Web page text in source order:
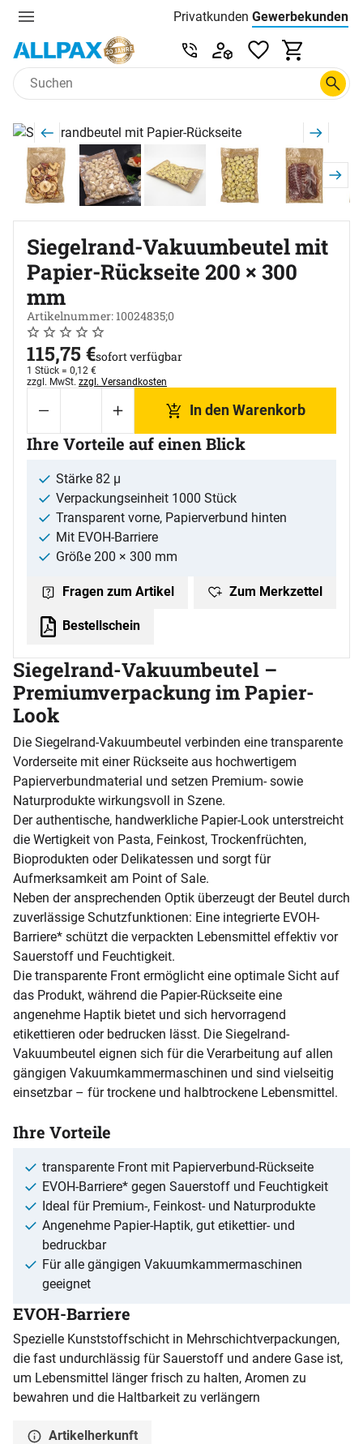
Menu Privatkunden Preisliste:
Gewerbekunden
Zum Hauptinhalt springen
Service & Beratung unter
Produktgalerie
Zur Kaufbox springen
Siegelrand-Vakuumbeutel mit
Papier-Rückseite 200 × 300
mm
Artikelnummer: 10024835;0
Noch keine Bewertungen abgegeben
0 Bewertungen
115,75€sofort verfügbar
1 Stück = 0,12 €
Steuerhinweis:
zzgl. MwSt. zzgl. Versandkosten
In den Warenkorb
Ihre Vorteile auf einen Blick
Stärke 82 µ
Verpackungseinheit 1000 Stück
Transparent vorne, Papierverbund hinten
Mit EVOH-Barriere
Größe 200 × 300 mm
Fragen zum Artikel Zum Merkzettel
Bestellschein
Siegelrand-Vakuumbeutel –
Premiumverpackung im Papier-
Look
Die Siegelrand-Vakuumbeutel verbinden eine transparente
Vorderseite mit einer Rückseite aus hochwertigem
Papierverbundmaterial und setzen Premium- sowie
Naturprodukte wirkungsvoll in Szene.
Der authentische, handwerkliche Papier-Look unterstreicht
die Wertigkeit von Pasta, Feinkost, Trockenfrüchten,
Bioprodukten oder Delikatessen und sorgt für
Aufmerksamkeit am Point of Sale.
Neben der ansprechenden Optik überzeugt der Beutel durch
zuverlässige Schutzfunktionen: Eine integrierte EVOH-
Barriere* schützt die verpackten Lebensmittel effektiv vor
Sauerstoff und Feuchtigkeit.
Die transparente Front ermöglicht eine optimale Sicht auf
das Produkt, während die Papier-Rückseite eine
angenehme Haptik bietet und sich hervorragend
etikettieren oder bedrucken lässt. Die Siegelrand-
Vakuumbeutel eignen sich für die Verarbeitung auf allen
gängigen Vakuumkammermaschinen und sind vielseitig
einsetzbar – für trockene und halbtrockene Lebensmittel.
Ihre Vorteile
transparente Front mit Papierverbund-Rückseite
EVOH-Barriere* gegen Sauerstoff und Feuchtigkeit
Ideal für Premium-, Feinkost- und Naturprodukte
Angenehme Papier-Haptik, gut etikettier- und
bedruckbar
Für alle gängigen Vakuumkammermaschinen
geeignet
EVOH-Barriere
Spezielle Kunststoffschicht in Mehrschichtverpackungen,
die fast undurchlässig für Sauerstoff und andere Gase ist,
um Lebensmittel länger frisch zu halten, Aromen zu
bewahren und die Haltbarkeit zu verlängern
Artikelherkunft